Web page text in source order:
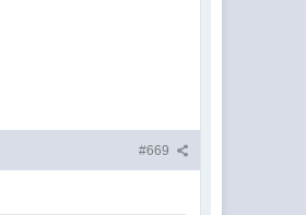
#669